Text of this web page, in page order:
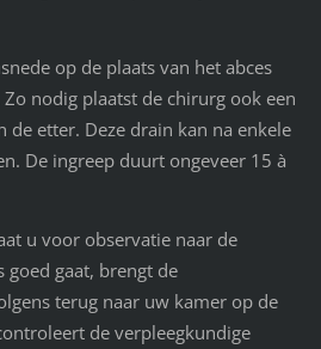
op de plaats van het abces
nodig plaatst de chirurg ook een
de etter. Deze drain kan na enkele
De ingreep duurt ongeveer 15 à
u voor observatie naar de
goed gaat, brengt de
terug naar uw kamer op de
de verpleegkundige